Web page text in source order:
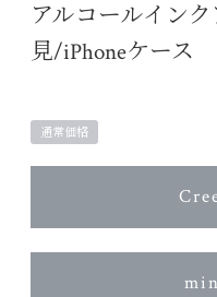
アルコールイン
見/iPhoneケース
通常価格